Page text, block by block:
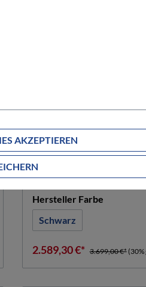
Rahmengröße in cm
Hersteller Farbe
Schwarz
2.589,30 €* 3.699,00 €* (30%
AKZEPTIEREN